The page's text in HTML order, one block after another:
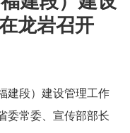
龙岩召开
段）建设管理工作
委常委、宣传部部长